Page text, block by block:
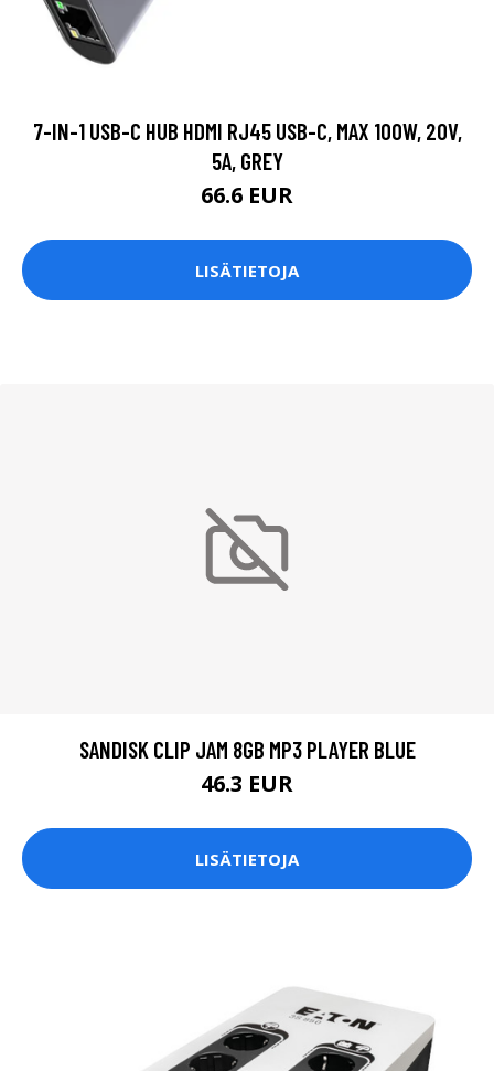
7-IN-1 USB-C HUB HDMI RJ45 USB-C, MAX 100W, 20V,
5A, GREY
66.6 EUR
LISÄTIETOJA
SANDISK CLIP JAM 8GB MP3 PLAYER BLUE
46.3 EUR
LISÄTIETOJA